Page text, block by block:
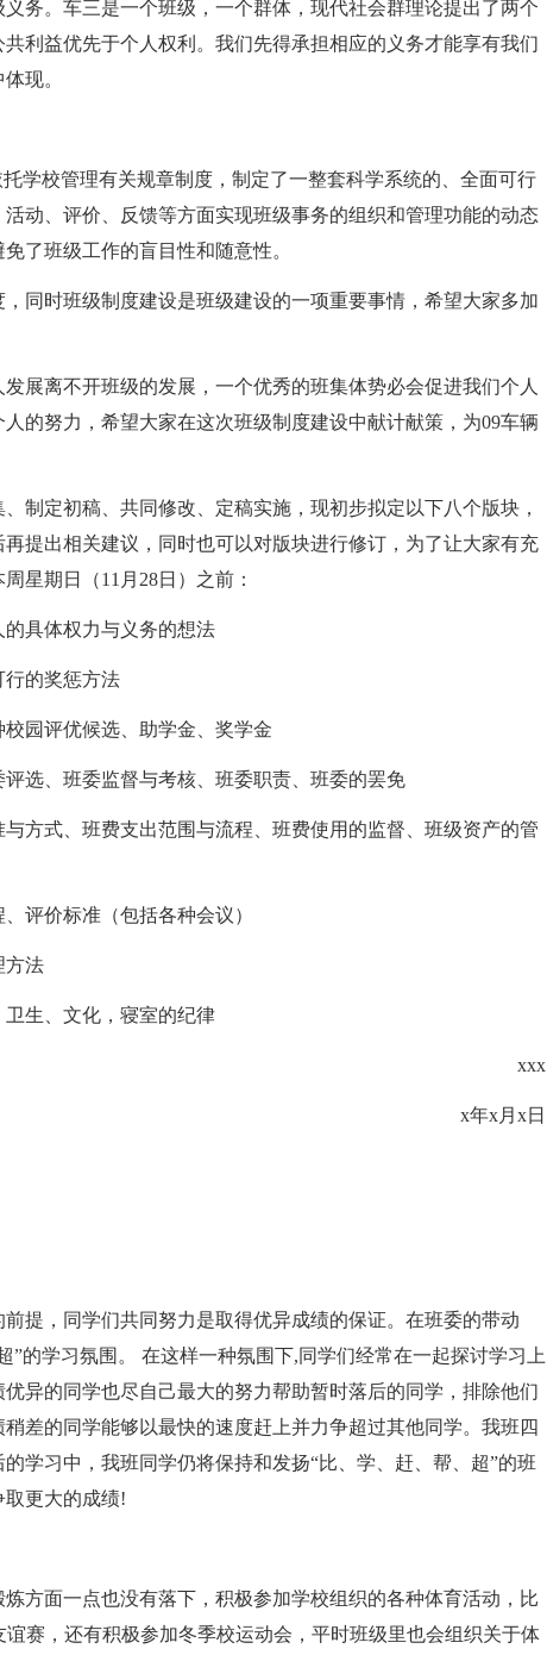
务。车三是一个班级，一个群体，现代社会群理论提出了两个
利益优先于个人权利。我们先得承担相应的义务才能享有我们
现。
学校管理有关规章制度，制定了一整套科学系统的、全面可行
动、评价、反馈等方面实现班级事务的组织和管理功能的动态
了班级工作的盲目性和随意性。
同时班级制度建设是班级建设的一项重要事情，希望大家多加
展离不开班级的发展，一个优秀的班集体势必会促进我们个人
的努力，希望大家在这次班级制度建设中献计献策，为09车辆
制定初稿、共同修改、定稿实施，现初步拟定以下八个版块，
提出相关建议，同时也可以对版块进行修订，为了让大家有充
星期日（11月28日）之前：
具体权力与义务的想法
行的奖惩方法
园评优候选、助学金、奖学金
选、班委监督与考核、班委职责、班委的罢免
方式、班费支出范围与流程、班费使用的监督、班级资产的管
评价标准（包括各种会议）
方法
生、文化，寝室的纪律
xxx
x年x月x日
提，同学们共同努力是取得优异成绩的保证。在班委的带动
”的学习氛围。 在这样一种氛围下,同学们经常在一起探讨学习上
异的同学也尽自己最大的努力帮助暂时落后的同学，排除他们
差的同学能够以最快的速度赶上并力争超过其他同学。我班四
学习中，我班同学仍将保持和发扬“比、学、赶、帮、超”的班
取更大的成绩!
方面一点也没有落下，积极参加学校组织的各种体育活动，比
赛，还有积极参加冬季校运动会，平时班级里也会组织关于体